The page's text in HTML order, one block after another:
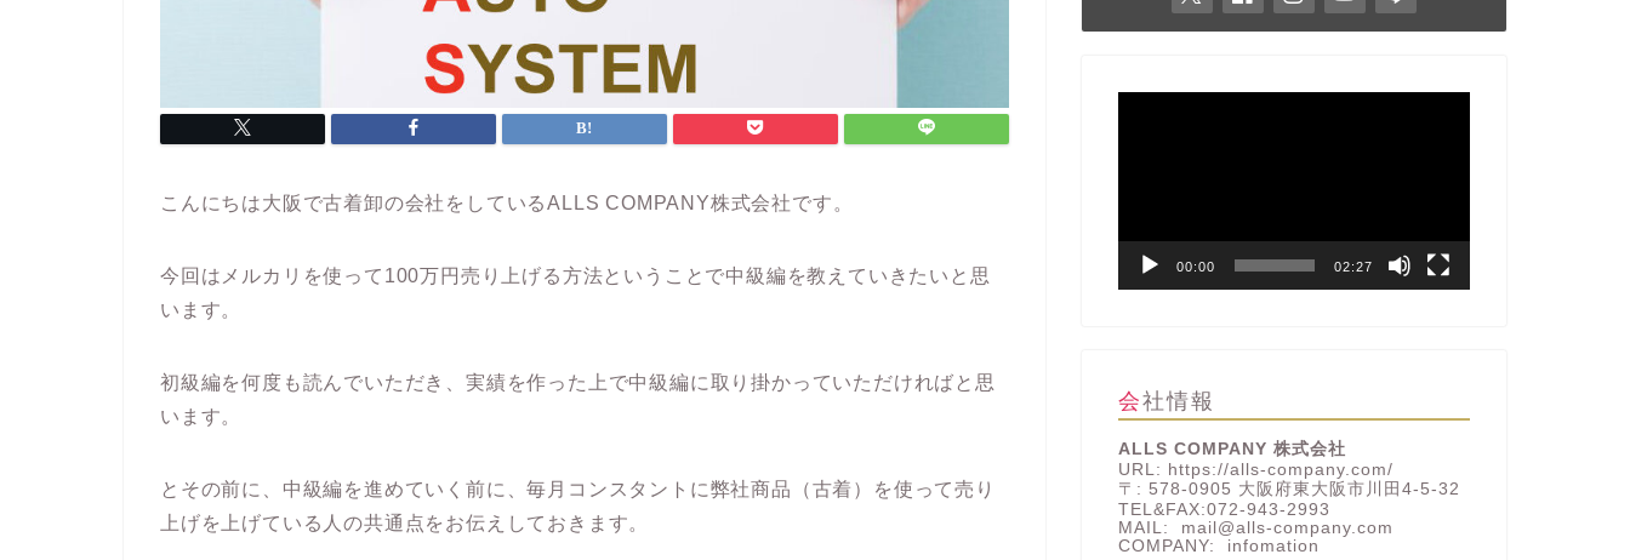
こんにちは大阪で古着卸の会社をしているALLS COMPANY株式会社です。
今回はメルカリを使って100万円売り上げる方法ということで中級編を教えていきたいと思
います。
初級編を何度も読んでいただき、実績を作った上で中級編に取り掛かっていただければと思
います。
とその前に、中級編を進めていく前に、毎月コンスタントに弊社商品（古着）を使って売り
上げを上げている人の共通点をお伝えしておきます。
00:00 02:27
会社情報
ALLS COMPANY 株式会社
URL: https://alls-company.com/
〒: 578-0905 大阪府東大阪市川田4-5-32
TEL&FAX:072-943-2993
MAIL: mail@alls-company.com
COMPANY: infomation